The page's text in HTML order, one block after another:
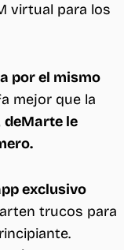
virtual para los
por el mismo
mejor que la
deMarte le
exclusivo
trucos para